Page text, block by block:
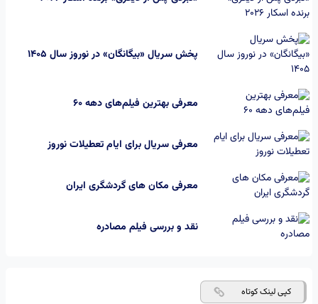
پخش سریال «بیگانگان» در نوروز سال ۱۴۰۵
معرفی بهترین فیلم‌های دهه ۶۰
معرفی سریال برای ایام تعطیلات نوروز
معرفی مکان های گردشگری ایران
نقد و بررسی فیلم مصادره
کپی لینک کوتاه